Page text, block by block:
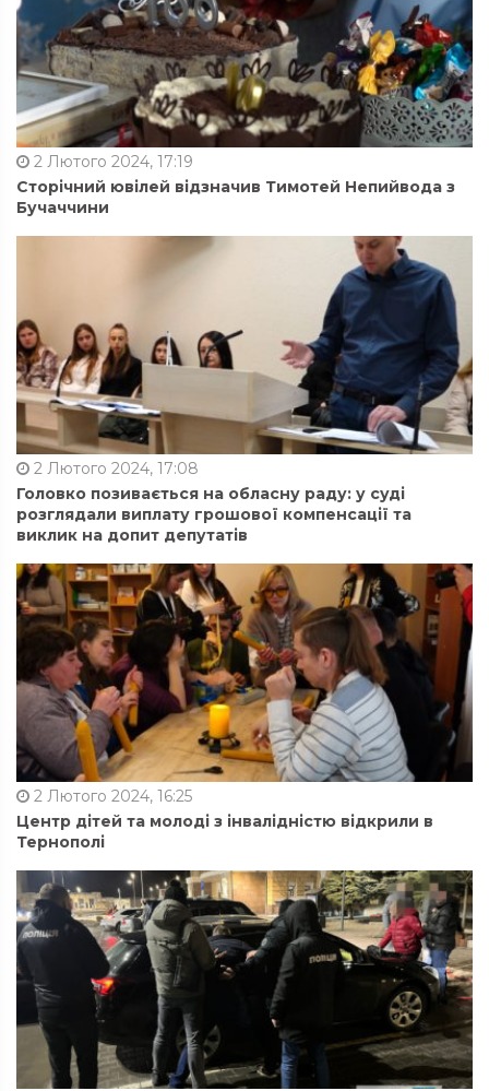
2 Лютого 2024, 17:19
Сторічний ювілей відзначив Тимотей Непийвода з
Бучаччини
2 Лютого 2024, 17:08
Головко позивається на обласну раду: у суді
розглядали виплату грошової компенсації та
виклик на допит депутатів
2 Лютого 2024, 16:25
Центр дітей та молоді з інвалідністю відкрили в
Тернополі